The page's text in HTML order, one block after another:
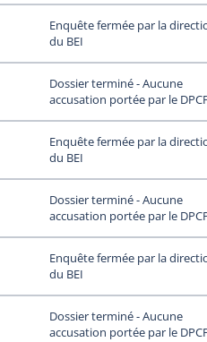
Enquête fermée par la
du BEI
Dossier terminé - Aucune
accusation portée par le
Enquête fermée par la
du BEI
Dossier terminé - Aucune
accusation portée par le
Enquête fermée par la
du BEI
Dossier terminé - Aucune
accusation portée par le